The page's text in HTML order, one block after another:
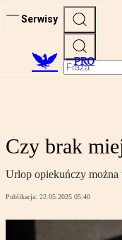
Serwisy
PRO
Czy brak
Urlop opiekuńczy
Publikacja: 22.05.2025 05:40